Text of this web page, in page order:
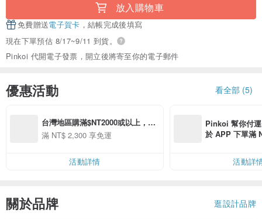
放入購物車
免費贈送電子賀卡 ，結帳完成後填寫
現在下單預估 8/17~9/11 到貨。
Pinkoi 代開電子發票，開立後將寄至你的電子郵件
優惠活動 看全部 (5)
台灣地區購滿$NT2000或以上，即
免(澳門)寄往(台灣)運費
滿 NT$ 2,300 享免運
活動詳情
Pinkoi 幫你付
於 APP 下單滿
活動詳
關於品牌 逛設計品牌